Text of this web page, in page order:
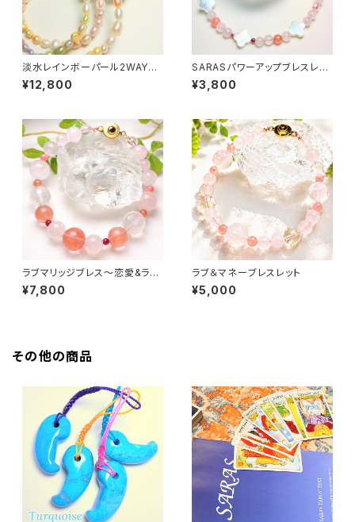
淡水レインボーパール2WAYネ
ックレス&ブレスレット〜全体運
アップ〜
¥12,800
SARASパワーアップブレスレッ
ト
¥3,800
ラブマリッジブレス〜恋愛&ラブ
運アップ〜
¥7,800
ラブ＆マネーブレスレット
¥5,000
その他の商品